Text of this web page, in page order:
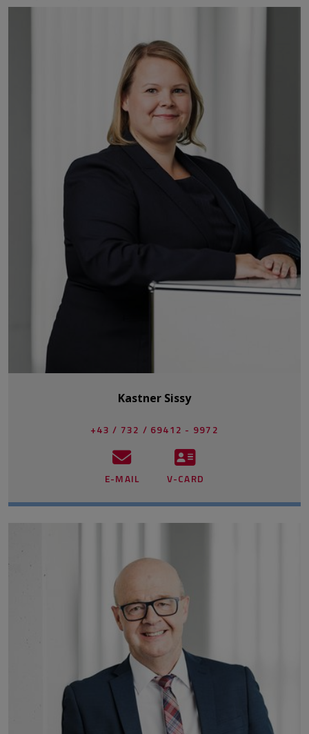
Kastner Sissy
+43 / 732 / 69412 - 9972
E-MAIL V-CARD